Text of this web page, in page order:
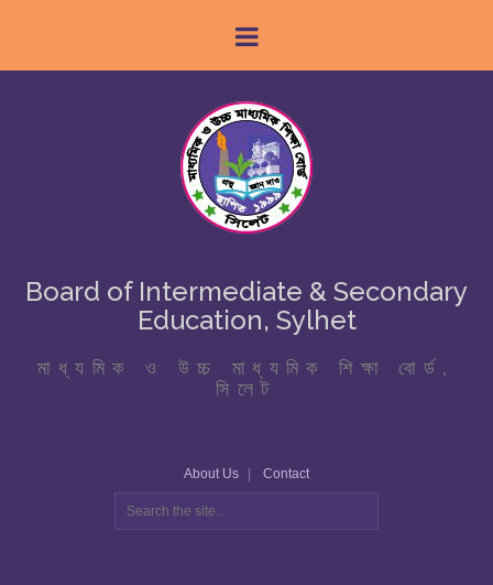
Board of Intermediate & Secondary
Education, Sylhet
মাধ্যমিক ও উচ্চ মাধ্যমিক শিক্ষা বোর্ড,
সিলেট
About Us Contact